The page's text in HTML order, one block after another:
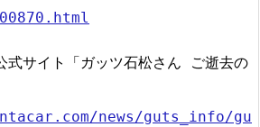
式サイト「ガッツ石松さん ご逝去の
news/guts_info/gu